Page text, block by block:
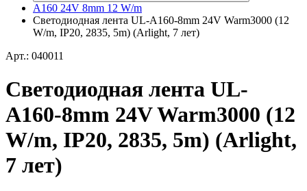
A160 24V 8mm 12 W/m
Светодиодная лента UL-A160-8mm 24V Warm3000 (12
W/m, IP20, 2835, 5m) (Arlight, 7 лет)
Арт.: 040011
Светодиодная лента UL-
A160-8mm 24V Warm3000 (12
W/m, IP20, 2835, 5m) (Arlight,
7 лет)